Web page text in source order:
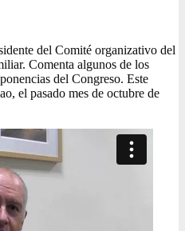
del Comité organizativo del
Comenta algunos de los
del Congreso. Este
el pasado mes de octubre de